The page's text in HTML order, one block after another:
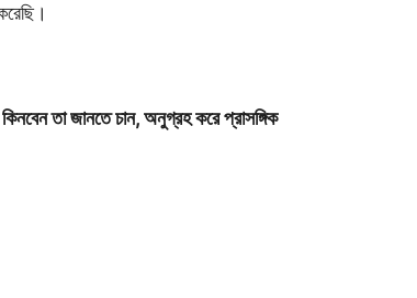
তা জানতে চান, অনুগ্রহ করে প্রাসঙ্গিক